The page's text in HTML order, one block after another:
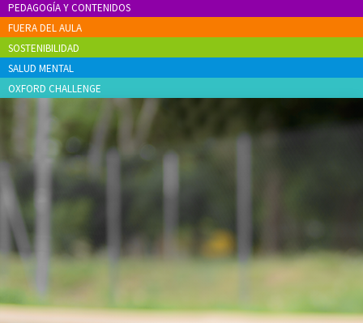
PEDAGOGÍA Y CONTENIDOS
FUERA DEL AULA
SOSTENIBILIDAD
SALUD MENTAL
OXFORD CHALLENGE